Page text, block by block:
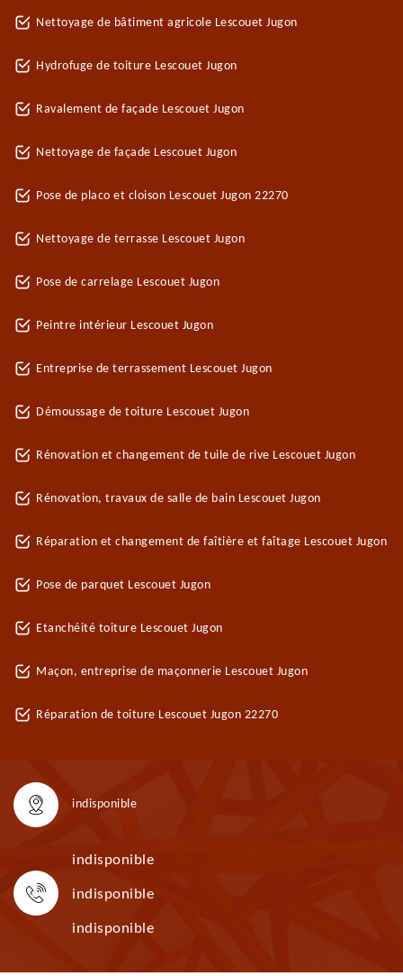
Nettoyage de bâtiment agricole Lescouet Jugon
Hydrofuge de toiture Lescouet Jugon
Ravalement de façade Lescouet Jugon
Nettoyage de façade Lescouet Jugon
Pose de placo et cloison Lescouet Jugon 22270
Nettoyage de terrasse Lescouet Jugon
Pose de carrelage Lescouet Jugon
Peintre intérieur Lescouet Jugon
Entreprise de terrassement Lescouet Jugon
Démoussage de toiture Lescouet Jugon
Rénovation et changement de tuile de rive Lescouet Jugon
Rénovation, travaux de salle de bain Lescouet Jugon
Réparation et changement de faîtière et faîtage Lescouet Jugon
Pose de parquet Lescouet Jugon
Etanchéité toiture Lescouet Jugon
Maçon, entreprise de maçonnerie Lescouet Jugon
Réparation de toiture Lescouet Jugon 22270
indisponible
indisponible
indisponible
indisponible